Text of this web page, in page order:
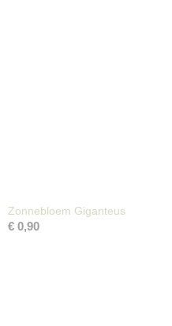
Zonnebloem Giganteus
€ 0,90